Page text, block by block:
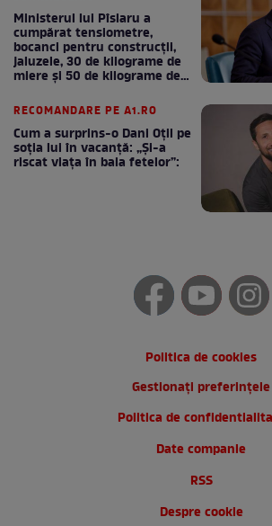
Ministerul lui Pîslaru a
cumpărat tensiometre,
bocanci pentru construcții,
jaluzele, 30 de kilograme de
miere și 50 de kilograme de
RECOMANDARE PE A1.RO
Cum a surprins-o Dani Oțil pe
soția lui în vacanță: „Și-a
riscat viața în baia fetelor”:
Politica de cookies
Gestionați preferințele
Politica de
Date companie
RSS
Despre cookie